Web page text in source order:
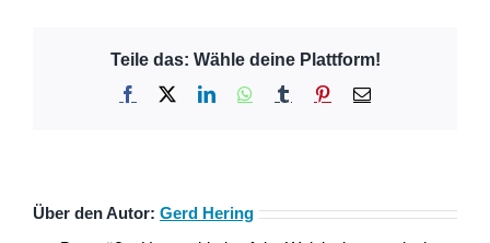
Teile das: Wähle deine Plattform!
Facebook LinkedInWhatsApp
Tumblr Pinterest
E-
Über den Autor: Gerd Hering